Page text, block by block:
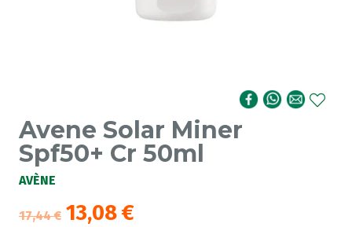
Avene Solar Miner
Spf50+ Cr 50ml
AVÈNE
17,44€ 13,08€